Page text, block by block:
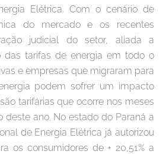
Elétrica. Com o cenário de
do mercado e os recentes
judicial do setor, aliada a
das tarifas de energia em todo o
e empresas que migraram para
podem sofrer um impacto
tarifárias que ocorre nos meses
ano. No estado do Paraná a
de Energia Elétrica já autorizou
os consumidores de + 20,51% a